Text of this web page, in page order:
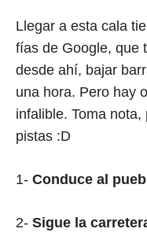
Llegar a esta cala
fías de Google, que
desde ahí, bajar
una hora. Pero hay
infalible. Toma
pistas :D
1- Conduce al
2- Sigue la